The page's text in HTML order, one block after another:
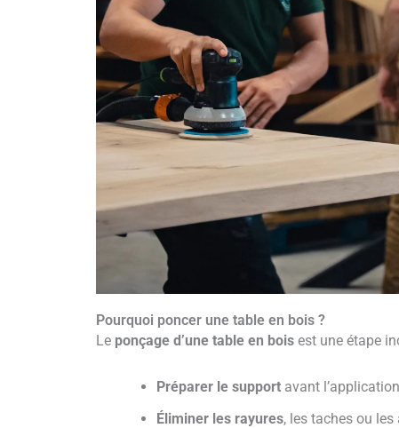
Pourquoi poncer une table en bois ?
Le ponçage d’une table en boisest une étape
Préparer le supportavant
Éliminer les rayures, les taches ou